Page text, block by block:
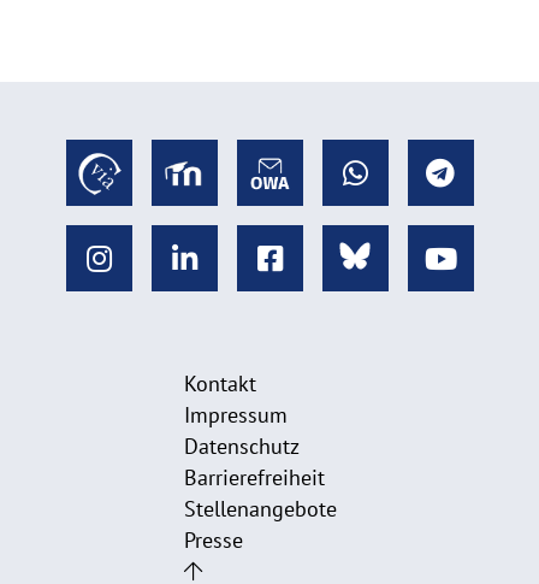
Kontakt
Impressum
Datenschutz
Barrierefreiheit
Stellenangebote
Presse